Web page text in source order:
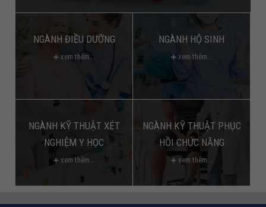
NGÀNH ĐIỀU DƯỠNG
xem thêm...
NGÀNH HỘ SINH
xem thêm...
NGÀNH KỸ THUẬT XÉT
NGHIỆM Y HỌC
xem thêm...
NGÀNH KỸ THUẬT PHỤC
HỒI CHỨC NĂNG
xem thêm...